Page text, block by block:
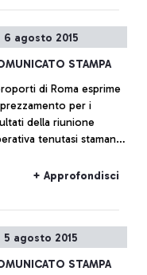
6 agosto 2015
STAMPA
di Roma esprime
per i
della riunione
tenutasi stamane
alla quale erano
e Enav.
+ Approfondisci
5 agosto 2015
STAMPA